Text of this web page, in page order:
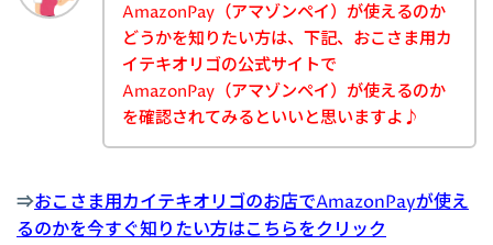
AmazonPay（アマゾンペイ）が使えるのか
どうかを知りたい方は、下記、おこさま用カ
イテキオリゴの公式サイトで
AmazonPay（アマゾンペイ）が使えるのか
を確認されてみるといいと思いますよ♪
⇒おこさま用カイテキオリゴのお店でAmazonPayが使え
るのかを今すぐ知りたい方はこちらをクリック